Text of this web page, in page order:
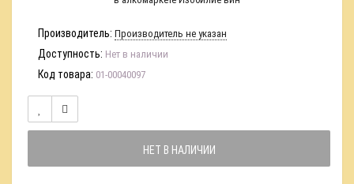
Производитель: Производитель не указан
Доступность: Нет в наличии
Код товара: 01-00040097
НЕТ В НАЛИЧИИ